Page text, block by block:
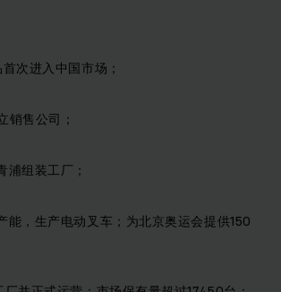
次进入中国市场；
销售公司；
组装工厂；
能，生产电动叉车；为北京奥运会提供150